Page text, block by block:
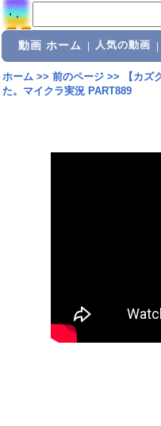
動画 ホーム 人気の動画
ホーム>> 前のページ>>
【カズ
た。マイクラ実況 PART889